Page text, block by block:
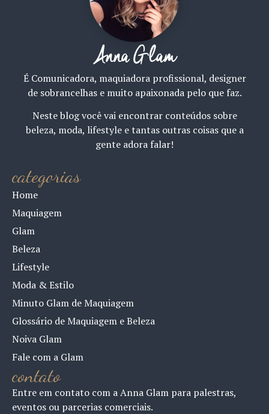
Anna Glam
É Comunicadora, maquiadora profissional, designer
de sobrancelhas e muito apaixonada pelo que faz.
Neste blog você vai encontrar conteúdos sobre
beleza, moda, lifestyle e tantas outras coisas que a
gente adora falar!
categorias
Home
Maquiagem
Glam
Beleza
Lifestyle
Moda & Estilo
Minuto Glam de Maquiagem
Glossário de Maquiagem e Beleza
Noiva Glam
Fale com a Glam
contato
Entre em contato com a Anna Glam para palestras,
eventos ou parcerias comerciais.